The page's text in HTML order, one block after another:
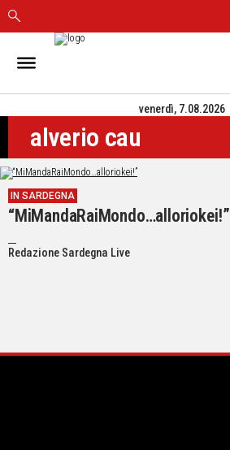
IN
CAGLIARI
SASSARI
NUORO
ORISTANO
SULCIS
GALLURA
MEDIO
venerdì, 7.08.2026
alverio cau
IN SARDEGNA
“MiMandaRaiMondo…alloriokei!”
Redazione Sardegna Live